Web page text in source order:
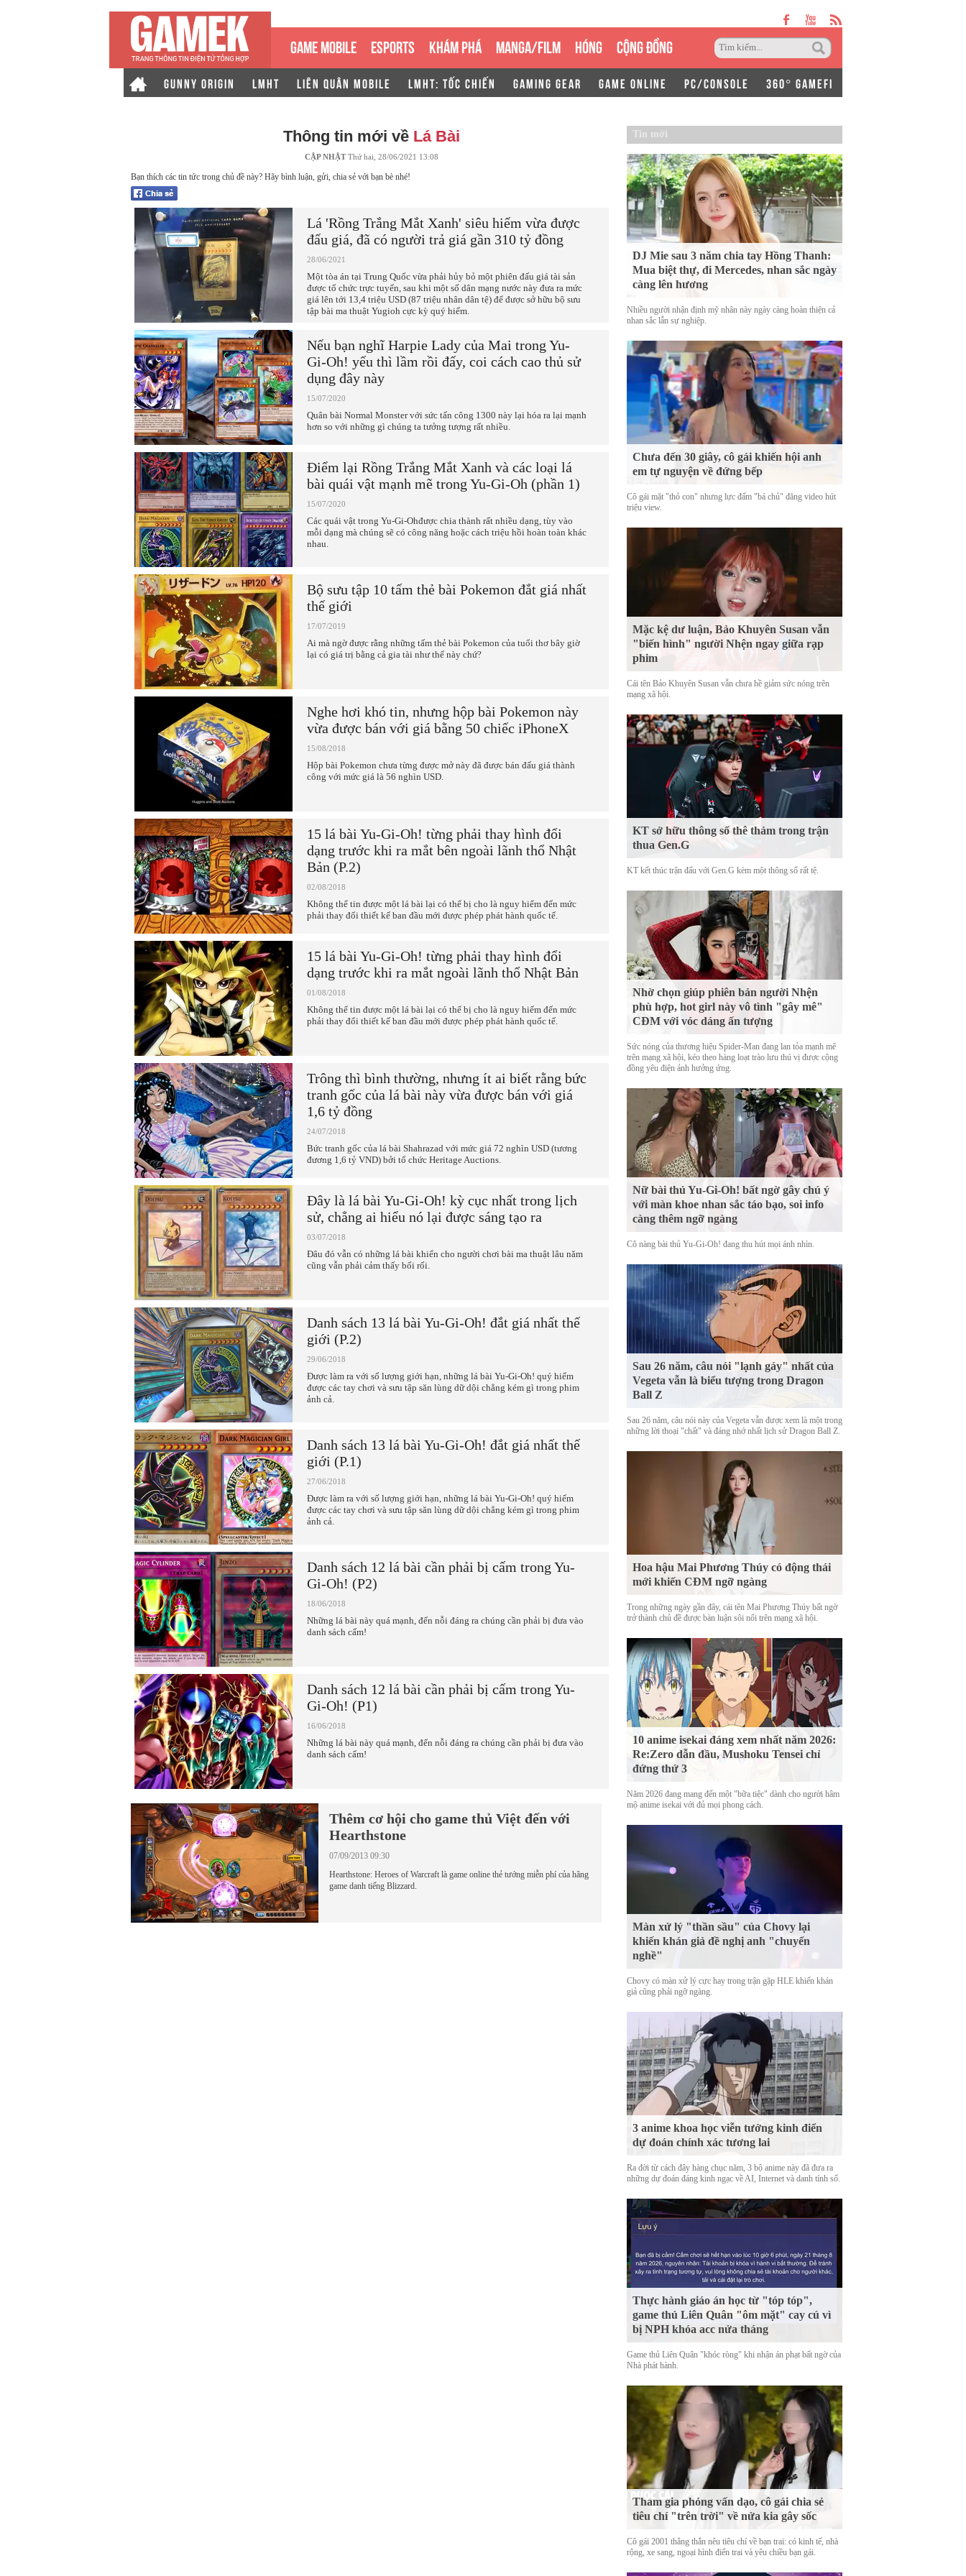
GAME MOBILE ESPORTS KHÁM PHÁ MANGA/FILM HÓNG CỘNG ĐỒNG
GUNNY ORIGIN LMHT LIÊN QUÂN MOBILE LMHT: TỐC CHIẾN GAMING GEAR GAME ONLINE PC/CONSOLE 360° GAMEFI
Thông tin mới về Lá Bài
CẬP NHẬTThứ hai, 28/06/2021 13:08
Bạn thích các tin tức trong chủ đề này? Hãy bình luận, gửi, chia sẻ với bạn bè nhé!
Lá 'Rồng Trắng Mắt Xanh' siêu hiếm vừa được
đấu giá, đã có người trả giá gần 310 tỷ đồng
28/06/2021
Một tòa án tại Trung Quốc vừa phải hủy bỏ một phiên đấu giá tài sản
được tổ chức trực tuyến, sau khi một số dân mạng nước này đưa ra mức
giá lên tới 13,4 triệu USD (87 triệu nhân dân tệ) để được sở hữu bộ sưu
tập bài ma thuật Yugioh cực kỳ quý hiếm.
Nếu bạn nghĩ Harpie Lady của Mai trong Yu-
Gi-Oh! yếu thì lầm rồi đấy, coi cách cao thủ sử
dụng đây này
15/07/2020
Quân bài Normal Monster với sức tấn công 1300 này lại hóa ra lại mạnh
hơn so với những gì chúng ta tưởng tượng rất nhiều.
Điểm lại Rồng Trắng Mắt Xanh và các loại lá
bài quái vật mạnh mẽ trong Yu-Gi-Oh (phần 1)
15/07/2020
Các quái vật trong Yu-Gi-Ohđược chia thành rất nhiều dạng, tùy vào
mỗi dạng mà chúng sẽ có công năng hoặc cách triệu hồi hoàn toàn khác
nhau.
Bộ sưu tập 10 tấm thẻ bài Pokemon đắt giá nhất
thế giới
17/07/2019
Ai mà ngờ được rằng những tấm thẻ bài Pokemon của tuổi thơ bây giờ
lại có giá trị bằng cả gia tài như thế này chứ?
Nghe hơi khó tin, nhưng hộp bài Pokemon này
vừa được bán với giá bằng 50 chiếc iPhoneX
15/08/2018
Hộp bài Pokemon chưa từng được mở này đã được bán đấu giá thành
công với mức giá là 56 nghìn USD.
15 lá bài Yu-Gi-Oh! từng phải thay hình đổi
dạng trước khi ra mắt bên ngoài lãnh thổ Nhật
Bản (P.2)
02/08/2018
Không thể tin được một lá bài lại có thể bị cho là nguy hiểm đến mức
phải thay đổi thiết kế ban đầu mới được phép phát hành quốc tế.
15 lá bài Yu-Gi-Oh! từng phải thay hình đổi
dạng trước khi ra mắt ngoài lãnh thổ Nhật Bản
01/08/2018
Không thể tin được một lá bài lại có thể bị cho là nguy hiểm đến mức
phải thay đổi thiết kế ban đầu mới được phép phát hành quốc tế.
Trông thì bình thường, nhưng ít ai biết rằng bức
tranh gốc của lá bài này vừa được bán với giá
1,6 tỷ đồng
24/07/2018
Bức tranh gốc của lá bài Shahrazad với mức giá 72 nghìn USD (tương
đương 1,6 tỷ VND) bởi tổ chức Heritage Auctions.
Đây là lá bài Yu-Gi-Oh! kỳ cục nhất trong lịch
sử, chẳng ai hiểu nó lại được sáng tạo ra
03/07/2018
Đâu đó vẫn có những lá bài khiến cho người chơi bài ma thuật lâu năm
cũng vẫn phải cảm thấy bối rối.
Danh sách 13 lá bài Yu-Gi-Oh! đắt giá nhất thế
giới (P.2)
29/06/2018
Được làm ra với số lượng giới hạn, những lá bài Yu-Gi-Oh! quý hiếm
được các tay chơi và sưu tập săn lùng dữ dội chẳng kém gì trong phim
ảnh cả.
Danh sách 13 lá bài Yu-Gi-Oh! đắt giá nhất thế
giới (P.1)
27/06/2018
Được làm ra với số lượng giới hạn, những lá bài Yu-Gi-Oh! quý hiếm
được các tay chơi và sưu tập săn lùng dữ dội chẳng kém gì trong phim
ảnh cả.
Danh sách 12 lá bài cần phải bị cấm trong Yu-
Gi-Oh! (P2)
18/06/2018
Những lá bài này quá mạnh, đến nỗi đáng ra chúng cần phải bị đưa vào
danh sách cấm!
Danh sách 12 lá bài cần phải bị cấm trong Yu-
Gi-Oh! (P1)
16/06/2018
Những lá bài này quá mạnh, đến nỗi đáng ra chúng cần phải bị đưa vào
danh sách cấm!
Thêm cơ hội cho game thủ Việt đến với
Hearthstone
07/09/2013 09:30
Hearthstone: Heroes of Warcraft là game online thẻ tướng miễn phí của hãng
game danh tiếng Blizzard.
Tin mới
DJ Mie sau 3 năm chia tay Hồng Thanh:
Mua biệt thự, đi Mercedes, nhan sắc ngày
càng lên hương
Nhiều người nhận định mỹ nhân này ngày càng hoàn thiện cả
nhan sắc lẫn sự nghiệp.
Chưa đến 30 giây, cô gái khiến hội anh
em tự nguyện về đứng bếp
Cô gái mặt "thỏ con" nhưng lực đấm "bá chủ" đăng video hút
triệu view.
Mặc kệ dư luận, Bảo Khuyên Susan vẫn
"biến hình" người Nhện ngay giữa rạp
phim
Cái tên Bảo Khuyên Susan vẫn chưa hề giảm sức nóng trên
mạng xã hội.
KT sở hữu thông số thê thảm trong trận
thua Gen.G
KT kết thúc trận đấu với Gen.G kèm một thông số rất tệ.
Nhờ chọn giúp phiên bản người Nhện
phù hợp, hot girl này vô tình "gây mê"
CĐM với vóc dáng ấn tượng
Sức nóng của thương hiệu Spider-Man đang lan tỏa mạnh mẽ
trên mạng xã hội, kéo theo hàng loạt trào lưu thú vị được cộng
đồng yêu điện ảnh hưởng ứng.
Nữ bài thủ Yu-Gi-Oh! bất ngờ gây chú ý
với màn khoe nhan sắc táo bạo, soi info
càng thêm ngỡ ngàng
Cô nàng bài thủ Yu-Gi-Oh! đang thu hút mọi ánh nhìn.
Sau 26 năm, câu nói "lạnh gáy" nhất của
Vegeta vẫn là biểu tượng trong Dragon
Ball Z
Sau 26 năm, câu nói này của Vegeta vẫn được xem là một trong
những lời thoại "chất" và đáng nhớ nhất lịch sử Dragon Ball Z.
Hoa hậu Mai Phương Thúy có động thái
mới khiến CĐM ngỡ ngàng
Trong những ngày gần đây, cái tên Mai Phương Thúy bất ngờ
trở thành chủ đề được bàn luận sôi nổi trên mạng xã hội.
10 anime isekai đáng xem nhất năm 2026:
Re:Zero dẫn đầu, Mushoku Tensei chỉ
đứng thứ 3
Năm 2026 đang mang đến một "bữa tiệc" dành cho người hâm
mộ anime isekai với đủ mọi phong cách.
Màn xử lý "thần sầu" của Chovy lại
khiến khán giả đề nghị anh "chuyển
nghề"
Chovy có màn xử lý cực hay trong trận gặp HLE khiến khán
giả cũng phải ngỡ ngàng.
3 anime khoa học viễn tưởng kinh điển
dự đoán chính xác tương lai
Ra đời từ cách đây hàng chục năm, 3 bộ anime này đã đưa ra
những dự đoán đáng kinh ngạc về AI, Internet và danh tính số.
Thực hành giáo án học từ "tóp tóp",
game thủ Liên Quân "ôm mặt" cay cú vì
bị NPH khóa acc nửa tháng
Game thủ Liên Quân "khóc ròng" khi nhận án phạt bất ngờ của
Nhà phát hành.
Tham gia phỏng vấn dạo, cô gái chia sẻ
tiêu chí "trên trời" về nửa kia gây sốc
Cô gái 2001 thẳng thắn nêu tiêu chí về bạn trai: có kinh tế, nhà
rộng, xe sang, ngoại hình điển trai và yêu chiều bạn gái.